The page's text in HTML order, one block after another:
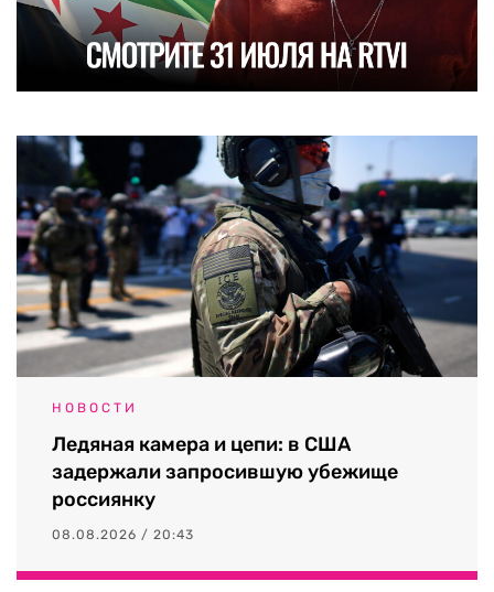
НОВОСТИ
Ледяная камера и цепи: в США
задержали запросившую убежище
россиянку
08.08.2026 / 20:43